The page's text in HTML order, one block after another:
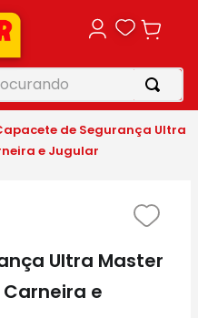
de Segurança Ultra
e Jugular
Ultra Master
e
º
motosserra
furadeira